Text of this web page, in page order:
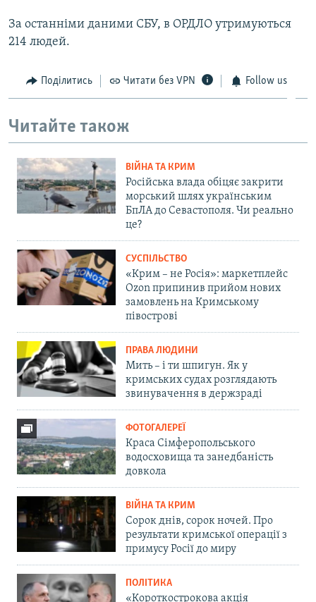
За останніми даними СБУ, в ОРДЛО утримуються
214 людей.
Поділитись Читати без VPN Follow us
Читайте також
ВІЙНА ТА КРИМ
Російська влада обіцяє закрити
морський шлях українським
БпЛА до Севастополя. Чи реально
це?
СУСПІЛЬСТВО
«Крим – не Росія»: маркетплейс
Ozon припинив прийом нових
замовлень на Кримському
півострові
ПРАВА ЛЮДИНИ
Мить – і ти шпигун. Як у
кримських судах розглядають
звинувачення в держзраді
ФОТОГАЛЕРЕЇ
Краса Сімферопольського
водосховища та занедбаність
довкола
ВІЙНА ТА КРИМ
Сорок днів, сорок ночей. Про
результати кримської операції з
примусу Росії до миру
ПОЛІТИКА
«Короткострокова акція